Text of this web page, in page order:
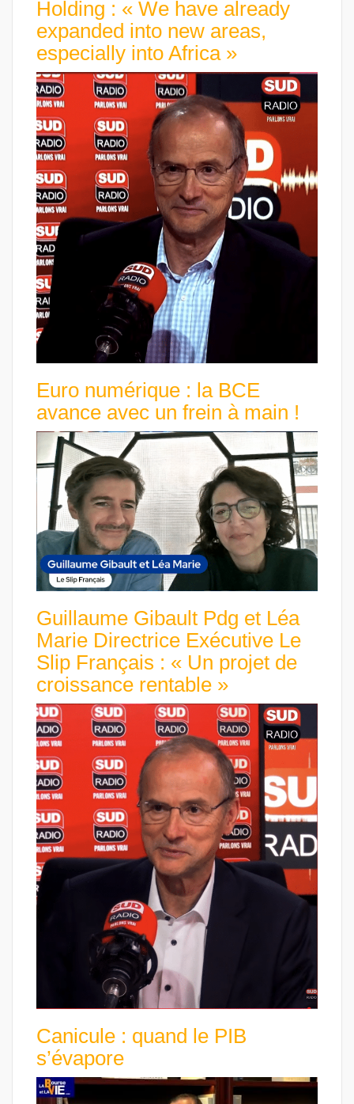
Holding : « We have already
expanded into new areas,
especially into Africa »
Euro numérique : la BCE
avance avec un frein à main !
Guillaume Gibault Pdg et Léa
Marie Directrice Exécutive Le
Slip Français : « Un projet de
croissance rentable »
Canicule : quand le PIB
s’évapore